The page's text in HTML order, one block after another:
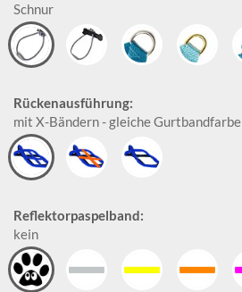
Schnur
Rückenausführung:
mit X-Bändern - gleiche Gurtbandfarbe
Reflektorpaspelband:
kein